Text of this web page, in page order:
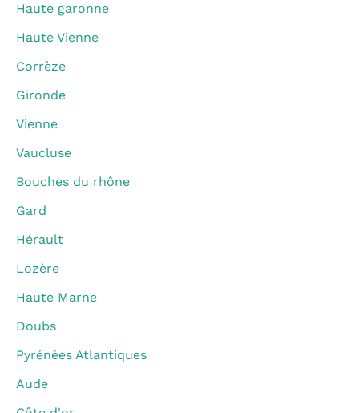
Haute garonne
Haute Vienne
Corrèze
Gironde
Vienne
Vaucluse
Bouches du rhône
Gard
Hérault
Lozère
Haute Marne
Doubs
Pyrénées Atlantiques
Aude